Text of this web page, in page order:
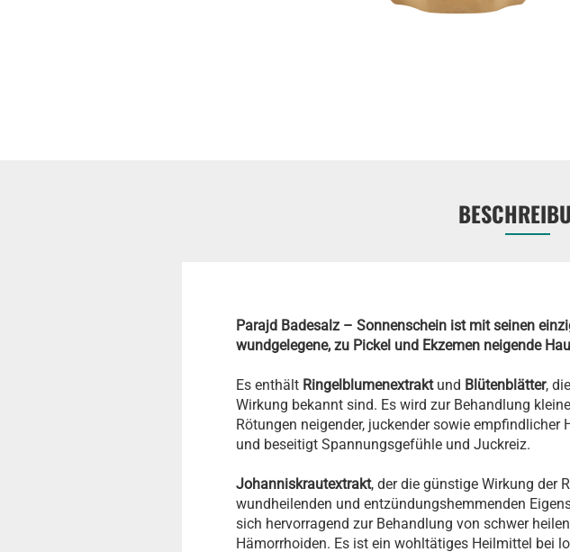
Parajd Badesalz – Sonnenschein ist mit seinen
wundgelegene, zu Pickel und Ekzemen neigende
Es enthält Ringelblumenextraktund Blütenblätter,
Wirkung bekannt sind. Es wird zur Behandlung
Rötungen neigender, juckender sowie
und beseitigt Spannungsgefühle und Juckreiz.
Johanniskrautextrakt, der die günstige Wirkung der
wundheilenden und entzündungshemmenden
sich hervorragend zur Behandlung von schwer
Hämorrhoiden. Es ist ein wohltätiges Heilmittel bei